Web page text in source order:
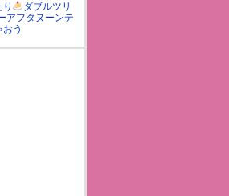
ダブルツリ
アフタヌーンテ
う